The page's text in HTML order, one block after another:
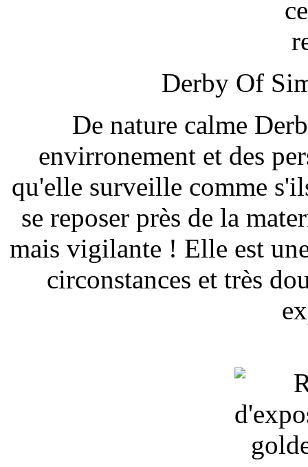
Derby Of
De nature calme
envirronement et des
qu'elle surveille comme
se reposer près de la
mais vigilante ! Elle est
circonstances et très